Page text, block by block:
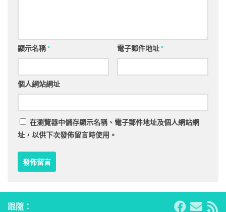
顯示名稱* 電子郵件地址*
個人網站網址
在瀏覽器中儲存顯示名稱、電子郵件地址及個人網站網
址，以供下次發佈留言時使用。
跟隨：